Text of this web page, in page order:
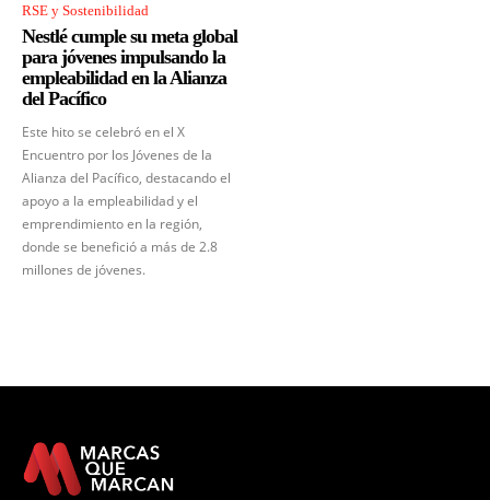
RSE y Sostenibilidad
Nestlé cumple su meta global
para jóvenes impulsando la
empleabilidad en la Alianza
del Pacífico
Este hito se celebró en el X
Encuentro por los Jóvenes de la
Alianza del Pacífico, destacando el
apoyo a la empleabilidad y el
emprendimiento en la región,
donde se benefició a más de 2.8
millones de jóvenes.